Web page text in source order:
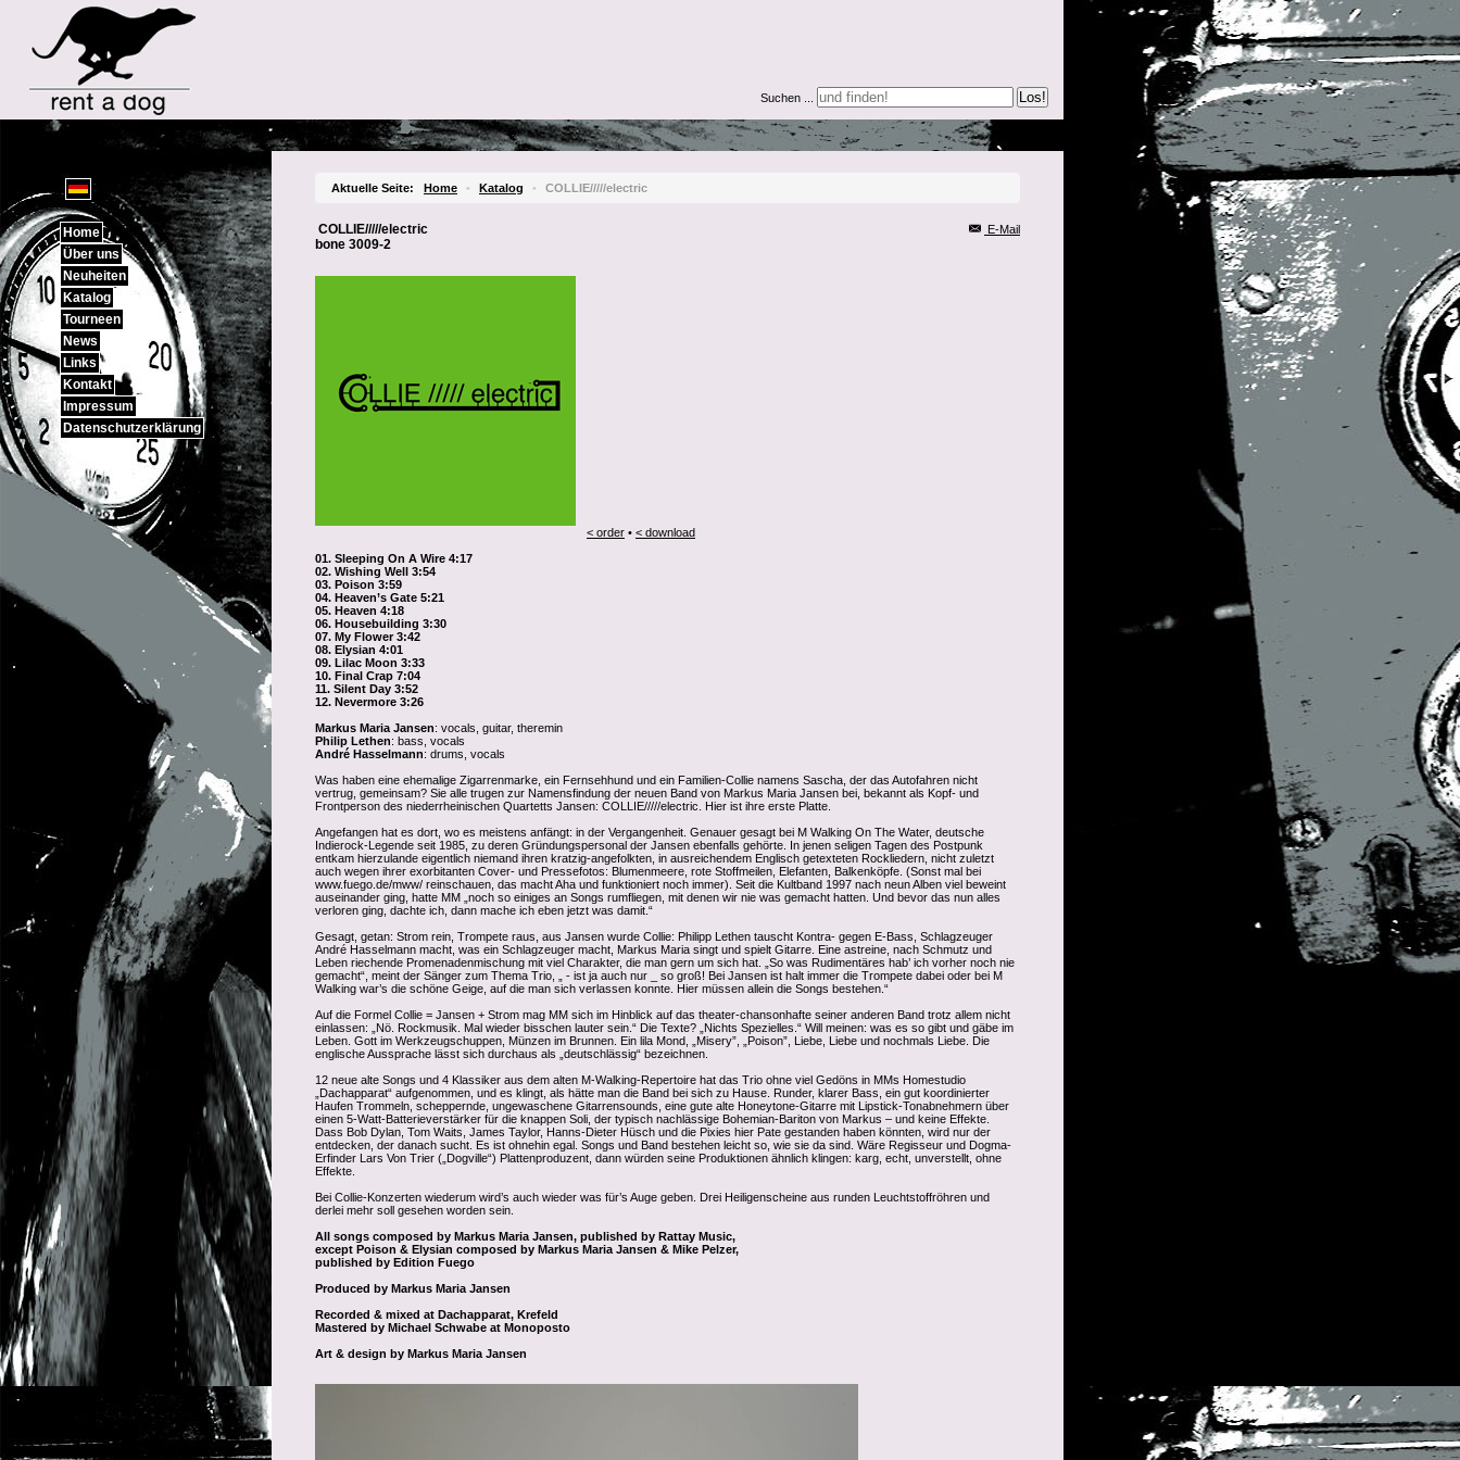
Suchen ... Los!
Home
Über uns
Neuheiten
Katalog
Tourneen
News
Links
Kontakt
Impressum
Datenschutzerklärung
Aktuelle Seite: Home • Katalog • COLLIE/////electric
E-Mail
COLLIE/////electric
bone 3009-2
< order • < download
01. Sleeping On A Wire 4:17
02. Wishing Well 3:54
03. Poison 3:59
04. Heaven’s Gate 5:21
05. Heaven 4:18
06. Housebuilding 3:30
07. My Flower 3:42
08. Elysian 4:01
09. Lilac Moon 3:33
10. Final Crap 7:04
11. Silent Day 3:52
12. Nevermore 3:26
Markus Maria Jansen: vocals, guitar, theremin
Philip Lethen: bass, vocals
André Hasselmann: drums, vocals
Was haben eine ehemalige Zigarrenmarke, ein Fernsehhund und ein Familien-Collie namens Sascha, der das Autofahren nicht
vertrug, gemeinsam? Sie alle trugen zur Namensfindung der neuen Band von Markus Maria Jansen bei, bekannt als Kopf- und
Frontperson des niederrheinischen Quartetts Jansen: COLLIE/////electric. Hier ist ihre erste Platte.
Angefangen hat es dort, wo es meistens anfängt: in der Vergangenheit. Genauer gesagt bei M Walking On The Water, deutsche
Indierock-Legende seit 1985, zu deren Gründungspersonal der Jansen ebenfalls gehörte. In jenen seligen Tagen des Postpunk
entkam hierzulande eigentlich niemand ihren kratzig-angefolkten, in ausreichendem Englisch getexteten Rockliedern, nicht zuletzt
auch wegen ihrer exorbitanten Cover- und Pressefotos: Blumenmeere, rote Stoffmeilen, Elefanten, Balkenköpfe. (Sonst mal bei
www.fuego.de/mww/ reinschauen, das macht Aha und funktioniert noch immer). Seit die Kultband 1997 nach neun Alben viel beweint
auseinander ging, hatte MM „noch so einiges an Songs rumfliegen, mit denen wir nie was gemacht hatten. Und bevor das nun alles
verloren ging, dachte ich, dann mache ich eben jetzt was damit.“
Gesagt, getan: Strom rein, Trompete raus, aus Jansen wurde Collie: Philipp Lethen tauscht Kontra- gegen E-Bass, Schlagzeuger
André Hasselmann macht, was ein Schlagzeuger macht, Markus Maria singt und spielt Gitarre. Eine astreine, nach Schmutz und
Leben riechende Promenadenmischung mit viel Charakter, die man gern um sich hat. „So was Rudimentäres hab’ ich vorher noch nie
gemacht“, meint der Sänger zum Thema Trio, „ - ist ja auch nur _ so groß! Bei Jansen ist halt immer die Trompete dabei oder bei M
Walking war’s die schöne Geige, auf die man sich verlassen konnte. Hier müssen allein die Songs bestehen.“
Auf die Formel Collie = Jansen + Strom mag MM sich im Hinblick auf das theater-chansonhafte seiner anderen Band trotz allem nicht
einlassen: „Nö. Rockmusik. Mal wieder bisschen lauter sein.“ Die Texte? „Nichts Spezielles.“ Will meinen: was es so gibt und gäbe im
Leben. Gott im Werkzeugschuppen, Münzen im Brunnen. Ein lila Mond, „Misery”, „Poison”, Liebe, Liebe und nochmals Liebe. Die
englische Aussprache lässt sich durchaus als „deutschlässig“ bezeichnen.
12 neue alte Songs und 4 Klassiker aus dem alten M-Walking-Repertoire hat das Trio ohne viel Gedöns in MMs Homestudio
„Dachapparat“ aufgenommen, und es klingt, als hätte man die Band bei sich zu Hause. Runder, klarer Bass, ein gut koordinierter
Haufen Trommeln, scheppernde, ungewaschene Gitarrensounds, eine gute alte Honeytone-Gitarre mit Lipstick-Tonabnehmern über
einen 5-Watt-Batterieverstärker für die knappen Soli, der typisch nachlässige Bohemian-Bariton von Markus – und keine Effekte.
Dass Bob Dylan, Tom Waits, James Taylor, Hanns-Dieter Hüsch und die Pixies hier Pate gestanden haben könnten, wird nur der
entdecken, der danach sucht. Es ist ohnehin egal. Songs und Band bestehen leicht so, wie sie da sind. Wäre Regisseur und Dogma-
Erfinder Lars Von Trier („Dogville“) Plattenproduzent, dann würden seine Produktionen ähnlich klingen: karg, echt, unverstellt, ohne
Effekte.
Bei Collie-Konzerten wiederum wird’s auch wieder was für’s Auge geben. Drei Heiligenscheine aus runden Leuchtstoffröhren und
derlei mehr soll gesehen worden sein.
All songs composed by Markus Maria Jansen, published by Rattay Music,
except Poison & Elysian composed by Markus Maria Jansen & Mike Pelzer,
published by Edition Fuego
Produced by Markus Maria Jansen
Recorded & mixed at Dachapparat, Krefeld
Mastered by Michael Schwabe at Monoposto
Art & design by Markus Maria Jansen